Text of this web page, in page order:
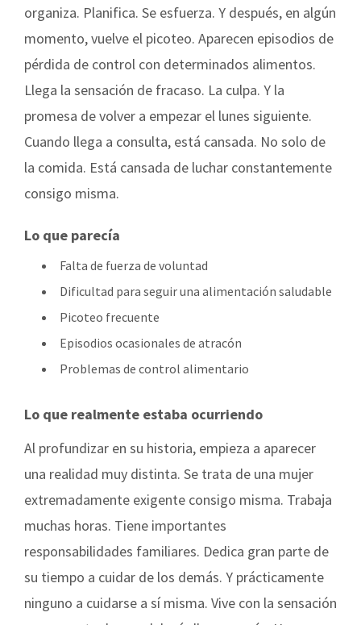
organiza. Planifica. Se esfuerza. Y después, en algún
momento, vuelve el picoteo. Aparecen episodios de
pérdida de control con determinados alimentos.
Llega la sensación de fracaso. La culpa. Y la
promesa de volver a empezar el lunes siguiente.
Cuando llega a consulta, está cansada. No solo de
la comida. Está cansada de luchar constantemente
consigo misma.
Lo que parecía
Falta de fuerza de voluntad
Dificultad para seguir una alimentación saludable
Picoteo frecuente
Episodios ocasionales de atracón
Problemas de control alimentario
Lo que realmente estaba ocurriendo
Al profundizar en su historia, empieza a aparecer
una realidad muy distinta. Se trata de una mujer
extremadamente exigente consigo misma. Trabaja
muchas horas. Tiene importantes
responsabilidades familiares. Dedica gran parte de
su tiempo a cuidar de los demás. Y prácticamente
ninguno a cuidarse a sí misma. Vive con la sensación